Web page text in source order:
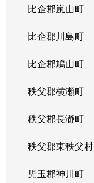
比企郡嵐山町
比企郡川島町
比企郡鳩山町
秩父郡横瀬町
秩父郡長瀞町
秩父郡東秩父村
児玉郡神川町